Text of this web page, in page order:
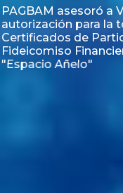
en la
de los
del